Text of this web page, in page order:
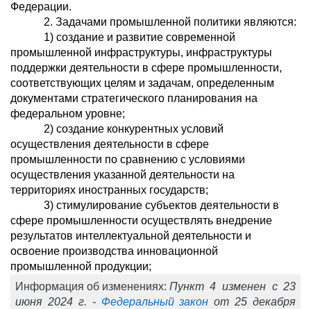
Федерации.
2. Задачами промышленной политики являются:
1) создание и развитие современной
промышленной инфраструктуры, инфраструктуры
поддержки деятельности в сфере промышленности,
соответствующих целям и задачам, определенным
документами стратегического планирования на
федеральном уровне;
2) создание конкурентных условий
осуществления деятельности в сфере
промышленности по сравнению с условиями
осуществления указанной деятельности на
территориях иностранных государств;
3) стимулирование субъектов деятельности в
сфере промышленности осуществлять внедрение
результатов интеллектуальной деятельности и
освоение производства инновационной
промышленной продукции;
Информация об изменениях: Пункт 4 изменен с 23
июня 2024 г. - Федеральный закон от 25 декабря